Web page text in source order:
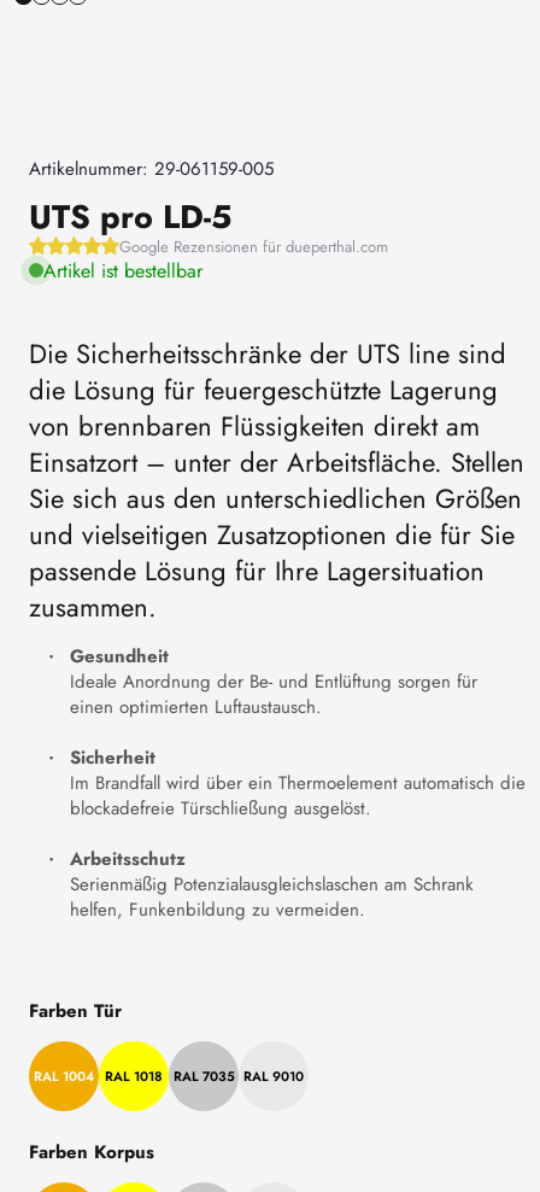
Artikelnummer: 29-061159-005
UTS pro LD-5
Google Rezensionen für dueperthal.com
Artikel ist bestellbar
Die Sicherheitsschränke der UTS line sind
die Lösung für feuergeschützte Lagerung
von brennbaren Flüssigkeiten direkt am
Einsatzort – unter der Arbeitsfläche. Stellen
Sie sich aus den unterschiedlichen Größen
und vielseitigen Zusatzoptionen die für Sie
passende Lösung für Ihre Lagersituation
zusammen.
Gesundheit
Ideale Anordnung der Be- und Entlüftung sorgen für
einen optimierten Luftaustausch.
Sicherheit
Im Brandfall wird über ein Thermoelement automatisch die
blockadefreie Türschließung ausgelöst.
Arbeitsschutz
Serienmäßig Potenzialausgleichslaschen am Schrank
helfen, Funkenbildung zu vermeiden.
Farben Tür
RAL 1004 RAL 1018 RAL 7035 RAL 9010
Farben Korpus